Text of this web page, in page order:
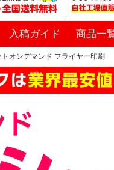
入稿ガイド 商品一
トオンデマンド フライヤー印刷